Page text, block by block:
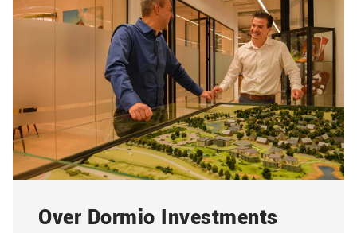
Over Dormio Investments